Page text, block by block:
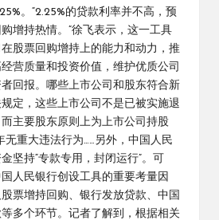
。“2.25%的贷款利率并不高，预
增持热情。”徐飞表示，这一工具
股票回购增持上的能力和动力，推
营质量和投资价值，维护优质公司
回报。哪些上市公司和股东符合新
规定，这些上市公司不是已被实施退
主要股东原则上为上市公司持股
无重大违法行为……另外，中国人民
坚持“专款专用，封闭运行”。可
人民银行创设工具的重要考量因
票增持回购、银行发放贷款、中国
多个环节。记者了解到，根据相关